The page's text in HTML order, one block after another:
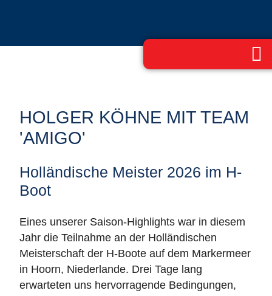
HOLGER KÖHNE MIT TEAM
'AMIGO'
Holländische Meister 2026 im H-
Boot
Eines unserer Saison-Highlights war in diesem
Jahr die Teilnahme an der Holländischen
Meisterschaft der H-Boote auf dem Markermeer
in Hoorn, Niederlande. Drei Tage lang
erwarteten uns hervorragende Bedingungen,